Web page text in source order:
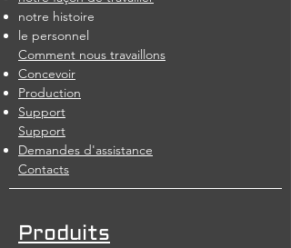
notre histoire
le personnel
Comment nous travaillons
Concevoir
Production
Support
Support
Demandes d'assistance
Contacts
Produits